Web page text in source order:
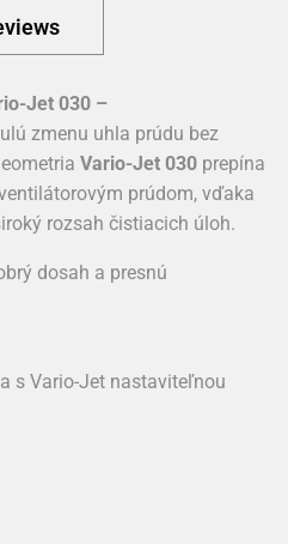
Jet 030 –
zmenu uhla prúdu bez
Vario-Jet 030 prepína
prúdom, vďaka
rozsah čistiacich úloh.
dosah a presnú
s Vario-Jet nastaviteľnou